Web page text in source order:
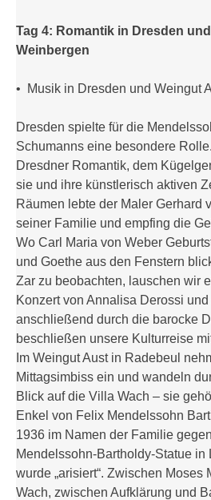
Tag 4: Romantik in Dresden
Weinbergen
• Musik in Dresden und Weingut
Dresden spielte für die
Schumanns eine besondere
Dresdner Romantik, dem
sie und ihre künstlerisch aktiven
Räumen lebte der Maler Gerhard
seiner Familie und empfing die
Wo Carl Maria von Weber
und Goethe aus den Fenstern
Zar zu beobachten, lauschen wir
Konzert von Annalisa Derossi
anschließend durch die barocke
beschließen unsere Kulturreise
Im Weingut Aust in Radebeul
Mittagsimbiss ein und wandeln
Blick auf die Villa Wach – sie
Enkel von Felix Mendelssohn
1936 im Namen der Familie
Mendelssohn-Bartholdy-Statue in
wurde „arisiert“. Zwischen
Wach, zwischen Aufklärung und